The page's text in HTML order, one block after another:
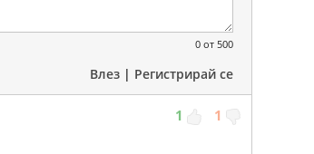
0 от 500
Влез | Регистрирай се
1 1